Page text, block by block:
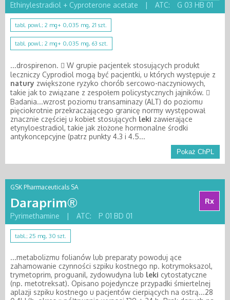
Ethinylestradiol + Cyproterone acetate
| ATC: G 03 HB 01
tabl. powl.; 2 mg+ 0,035 mg, 21 szt.
tabl. powl.; 2 mg+ 0,035 mg, 63 szt.
...drospirenon.  W grupie pacjentek stosujących produkt
leczniczy Cyprodiol mogą być pacjentki, u których występuje z
natury zwiększone ryzyko chorób sercowo-naczyniowych,
takie jak to związane z zespołem policystycznych jajników. 
Badania...wzrost poziomu transaminazy (ALT) do poziomu
pięciokrotnie przekraczającego granicę normy występował
znacznie częściej u kobiet stosujących leki zawierające
etynyloestradiol, takie jak złożone hormonalne środki
antykoncepcyjne (patrz punkty 4.3 i 4.5...
Pokaż ChPL
GSK Pharmaceuticals SA
Daraprim®
Rx
Pyrimethamine
| ATC: P 01 BD 01
tabl.; 25 mg, 30 szt.
...metabolizmu folianów lub preparaty powoduj ące
zahamowanie czynności szpiku kostnego np. kotrymoksazol,
trymetoprim, proguanil, zydowudyna lub leki cytostatyczne
(np. metotreksat). Opisano pojedyncze przypadki śmiertelnej
aplazji szpiku kostnego u pacjentów cierpiących na ostrą...28